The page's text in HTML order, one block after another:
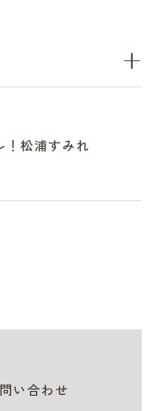
！松浦すみれ
い合わせ